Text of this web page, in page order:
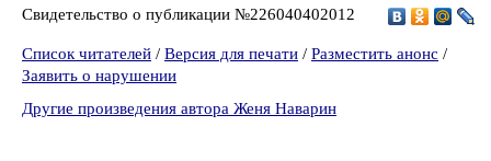
Свидетельство о публикации №226040402012
Список читателей / Версия для печати / Разместить анонс /
Заявить о нарушении
Другие произведения автора Женя Наварин